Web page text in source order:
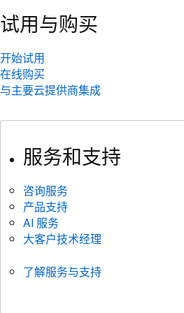
试用与购买
开始试用
在线购买
与主要云提供商集成
服务和支持
咨询服务
产品支持
AI 服务
大客户技术经理
了解服务与支持